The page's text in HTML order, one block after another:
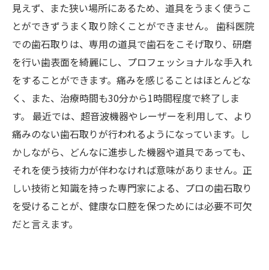
見えず、また狭い場所にあるため、道具をうまく使うこ
とができずうまく取り除くことができません。 歯科医院
での歯石取りは、専用の道具で歯石をこそげ取り、研磨
を行い歯表面を綺麗にし、プロフェッショナルな手入れ
をすることができます。痛みを感じることはほとんどな
く、また、治療時間も30分から1時間程度で終了しま
す。 最近では、超音波機器やレーザーを利用して、より
痛みのない歯石取りが行われるようになっています。し
かしながら、どんなに進歩した機器や道具であっても、
それを使う技術力が伴わなければ意味がありません。正
しい技術と知識を持った専門家による、プロの歯石取り
を受けることが、健康な口腔を保つためには必要不可欠
だと言えます。